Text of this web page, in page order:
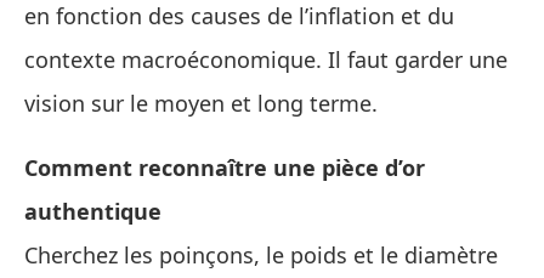
en fonction des causes de l’inflation et du
contexte macroéconomique. Il faut garder une
vision sur le moyen et long terme.
Comment reconnaître une pièce d’or
authentique
Cherchez les poinçons, le poids et le diamètre